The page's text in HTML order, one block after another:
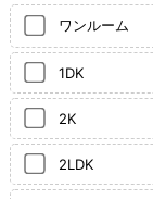
ワンルーム
1DK
2K
2LDK